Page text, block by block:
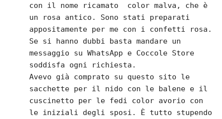
con il nome ricamato  color malva, che è
un rosa antico. Sono stati preparati
appositamente per me con i confetti rosa.
Se si hanno dubbi basta mandare un
messaggio su WhatsApp e Coccole Store
soddisfa ogni richiesta.
Avevo già comprato su questo sito le
sacchette per il nido con le balene e il
cuscinetto per le fedi color avorio con
le iniziali degli sposi. È tutto stupendo